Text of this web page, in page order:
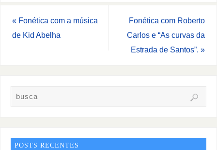
« Fonética com a música
de Kid Abelha
Fonética com Roberto
Carlos e “As curvas da
Estrada de Santos”. »
POSTS RECENTES